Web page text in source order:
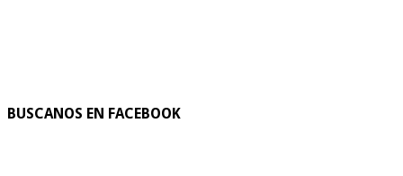
BUSCANOS EN FACEBOOK